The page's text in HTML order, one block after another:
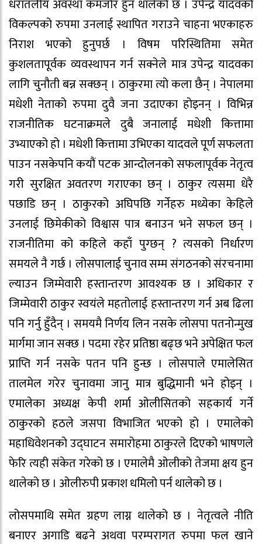
धरातलीय अवस्था कमजोर हुन थालेको छ । उपेन्द्र यादवको
विकल्पको रुपमा उनलाई स्थापित गराउने चाहना भएकाहरु
निराश भएको हुनुपर्छ । विषम परिस्थितिमा समेत
कुशलतापूर्वक व्यवस्थापन गर्न सक्नेले मात्र उपेन्द्र यादवका
लागि चुनौती बन्न सक्छन् । ठाकुरमा त्यो कला छैन् । नेपालमा
मधेशी नेताको रुपमा दुवै जना उदाएका होइनन् । विभिन्न
राजनीतिक घटनाक्रमले दुबै जनालाई मधेशी कित्तामा
उभ्याएको हो । मधेशी कित्तामा उभिएका यादवले पूर्ण सफलता
पाउन नसकेपनि कयौं पटक आन्दोलनको सफलापूर्वक नेतृत्व
गरी सुरक्षित अवतरण गराएका छन् । ठाकुर त्यसमा धेरै
पछाडि छन् । ठाकुरको अघिपछि गर्नेहरु मध्येका केहिले
उनलाई छिमेकीको विश्वास पात्र बनाउन भने सफल छन् ।
राजनीतिमा को कहिले कहाँ पुग्छन् ? त्यसको निर्धारण
समयले नै गर्छ । लोसपालाई चुनाव सम्म संगठनको संरचनामा
ल्याउन जिम्मेवारी हस्तान्तरण आवश्यक छ । अधिकार र
जिम्मेवारी ठाकुर स्वयंले महतोलाई हस्तान्तरण गर्न अब ढिला
पनि गर्नु हुँदैन् । समयमै निर्णय लिन नसके लोसपा पतनोन्मुख
मार्गमा जान सक्छ । पदमा रहेर प्रतिष्ठा बढ्छ भने अपेक्षित फल
प्राप्ति गर्न नसके पतन पनि हुन्छ । लोसपाले एमालेसित
तालमेल गरेर चुनावमा जानु मात्र बुद्धिमानी भने होइन् ।
एमालेका अध्यक्ष केपी शर्मा ओलीसितको सहकार्य गर्ने
ठाकुरको हठले जसपा विभाजित भएको हो । एमालेको
महाधिवेशनको उद्घाटन समारोहमा ठाकुरले दिएको भाषणले
फेरि त्यही संकेत गरेको छ । एमालेमै ओलीको तेजमा क्षय हुन
थालेको छ । ओलीरुपी प्रकाश धमिलो पर्न थालेको छ ।
लोसपमाथि समेत ग्रहण लाग्न थालेको छ । नेतृत्वले नीति
बनाएर अगाडि बढने अथवा परम्परागत रुपमा फल खाने